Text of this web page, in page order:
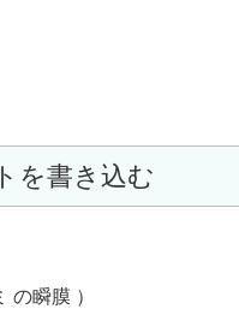
を書き込む
の瞬膜 ）